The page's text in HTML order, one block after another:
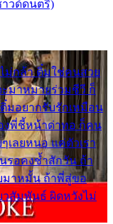
วด์ดนตรี)
ม่กล้า ติ๋มใช่คนสวย
ะมาหมายร่วมชีวี ก็
มอยากรับรักเหมือน
งพี่ชี้หน้าด่าทอ ก็คน
เลยหนอ แค่ตัวเรา
รอคงช้ำสักวัน ถ้า
มาหมั้น ถ้าพี่สู่ขอ
วสัมพันธ์ ผิดหวังไม่